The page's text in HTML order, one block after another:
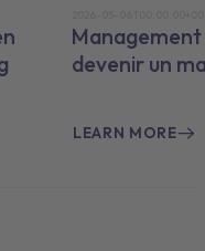
devenir un
LEARN MORE